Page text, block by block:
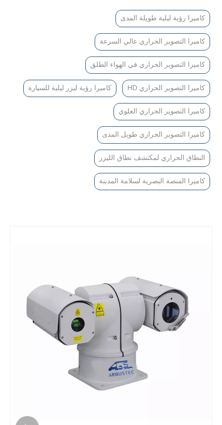
كاميرا رؤية ليلية طويلة المدى
كاميرا التصوير الحراري عالي السرعة
كاميرا التصوير الحراري في الهواء الطلق
كاميرا التصوير الحراري HD كاميرا رؤية ليزر ليلية للسيارة
كاميرا التصوير الحراري العلوي
كاميرا التصوير الحراري طويل المدى
النطاق الحراري لمكتشف نطاق الليزر
كاميرا المنصة البصرية لسلامة المدينة